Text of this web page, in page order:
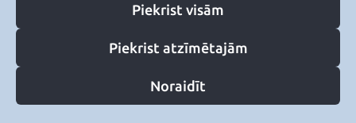
Piekrist visām
Piekrist atzīmētajām
Noraidīt